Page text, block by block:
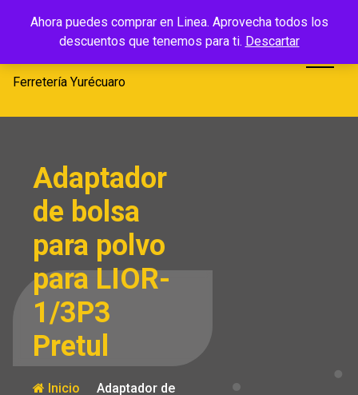
Ahora puedes comprar en Linea. Aprovecha todos los
descuentos que tenemos para ti. Descartar
Ferretería
Yurécuaro
Ferretería Yurécuaro
Adaptador
de bolsa
para polvo
para LIOR-
1/3P3
Pretul
Inicio
Adaptador de